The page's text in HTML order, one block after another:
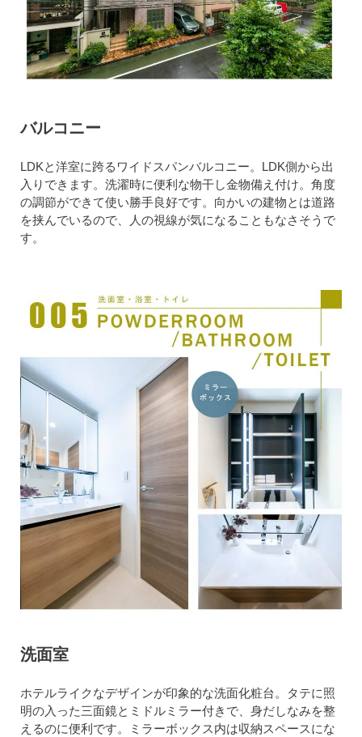
バルコニー
LDKと洋室に跨るワイドスパンバルコニー。LDK側から出
入りできます。洗濯時に便利な物干し金物備え付け。角度
の調節ができて使い勝手良好です。向かいの建物とは道路
を挟んでいるので、人の視線が気になることもなさそうで
す。
洗面室
ホテルライクなデザインが印象的な洗面化粧台。タテに照
明の入った三面鏡とミドルミラー付きで、身だしなみを整
えるのに便利です。ミラーボックス内は収納スペースにな